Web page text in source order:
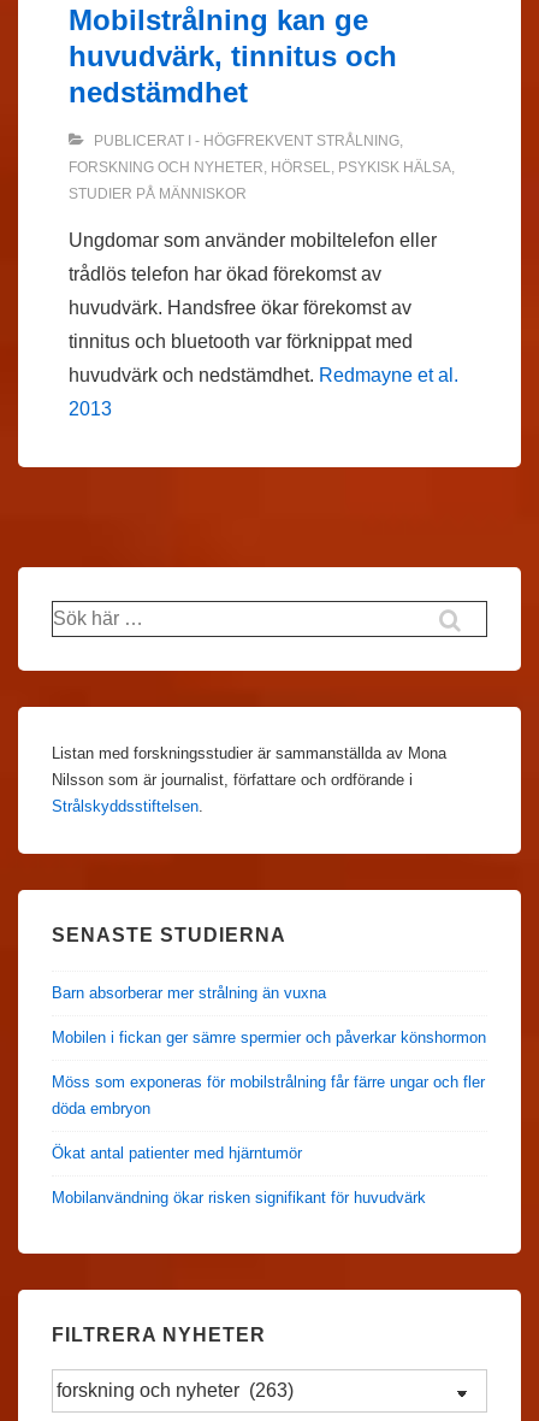
Mobilstrålning kan ge
huvudvärk, tinnitus och
nedstämdhet
PUBLICERAT I - HÖGFREKVENT STRÅLNING,
FORSKNING OCH NYHETER, HÖRSEL, PSYKISK HÄLSA,
STUDIER PÅ MÄNNISKOR
Ungdomar som använder mobiltelefon eller
trådlös telefon har ökad förekomst av
huvudvärk. Handsfree ökar förekomst av
tinnitus och bluetooth var förknippat med
huvudvärk och nedstämdhet. Redmayne et al.
2013
Sök
efter:
Listan med forskningsstudier är sammanställda av Mona
Nilsson som är journalist, författare och ordförande i
Strålskyddsstiftelsen
SENASTE STUDIERNA
Barn absorberar mer strålning än vuxna
Mobilen i fickan ger sämre spermier och påverkar könshormon
Möss som exponeras för mobilstrålning får färre ungar och fler
döda embryon
Ökat antal patienter med hjärntumör
Mobilanvändning ökar risken signifikant för huvudvärk
FILTRERA NYHETER
Filtrera
Nyheter